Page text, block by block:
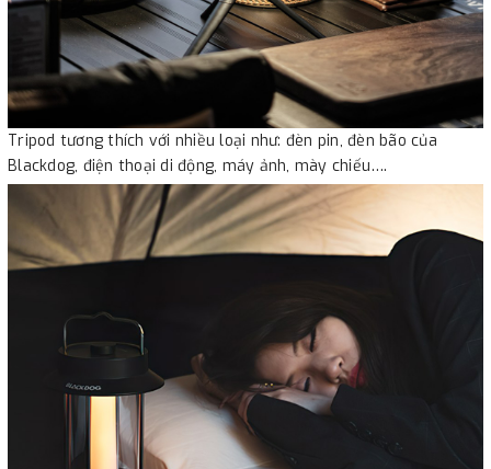
Tripod tương thích với nhiều loại như: đèn pin, đèn bão của
Blackdog, điện thoại di động, máy ảnh, mày chiếu….